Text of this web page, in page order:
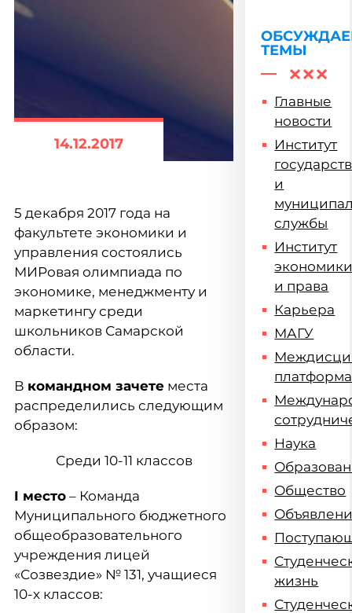
14.12.2017
5 декабря 2017 года на
факультете экономики и
управления состоялись
МИРовая олимпиада по
экономике, менеджменту и
маркетингу среди
школьников Самарской
области.
В командном зачете места
распределились следующим
образом:
Среди 10-11 классов
I место – Команда
Муниципального бюджетного
общеобразовательного
учреждения лицей
«Созвездие» № 131, учащиеся
10-х классов:
ТЕМЫ
Главные
новости
Институт
и
службы
Институт
и права
Карьера
МАГУ
платформа
Наука
Общество
жизнь